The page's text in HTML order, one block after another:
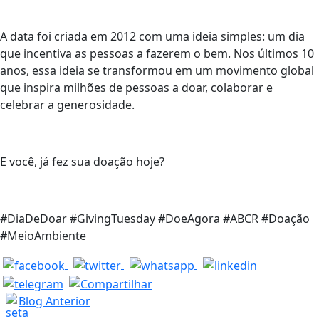
A data foi criada em 2012 com uma ideia simples: um dia
que incentiva as pessoas a fazerem o bem. Nos últimos 10
anos, essa ideia se transformou em um movimento global
que inspira milhões de pessoas a doar, colaborar e
celebrar a generosidade.
E você, já fez sua doação hoje?
#DiaDeDoar #GivingTuesday #DoeAgora #ABCR #Doação
#MeioAmbiente
Blog Anterior